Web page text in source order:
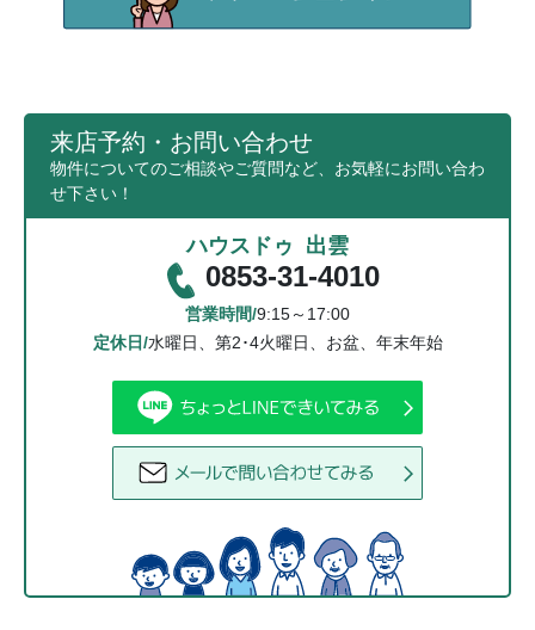
来店予約・お問い合わせ
物件についてのご相談やご質問など、お気軽にお問い合わ
せ下さい！
ハウスドゥ 出雲
0853-31-4010
営業時間/9:15～17:00
定休日/水曜日、第2･4火曜日、お盆、年末年始